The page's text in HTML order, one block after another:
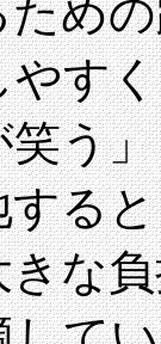
め
す
う
る
な